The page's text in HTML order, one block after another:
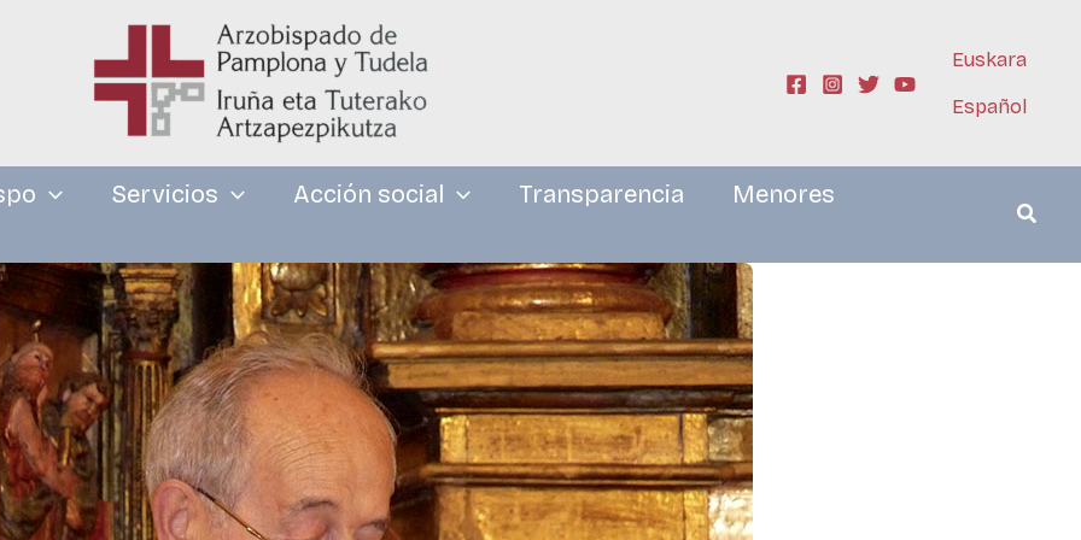
Euskara
Español
Servicios Acción social Transparencia
Menores